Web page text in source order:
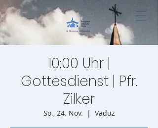
10:00 Uhr |
Gottesdienst | Pfr.
Zilker
So., 24. Nov.
  |
Vaduz